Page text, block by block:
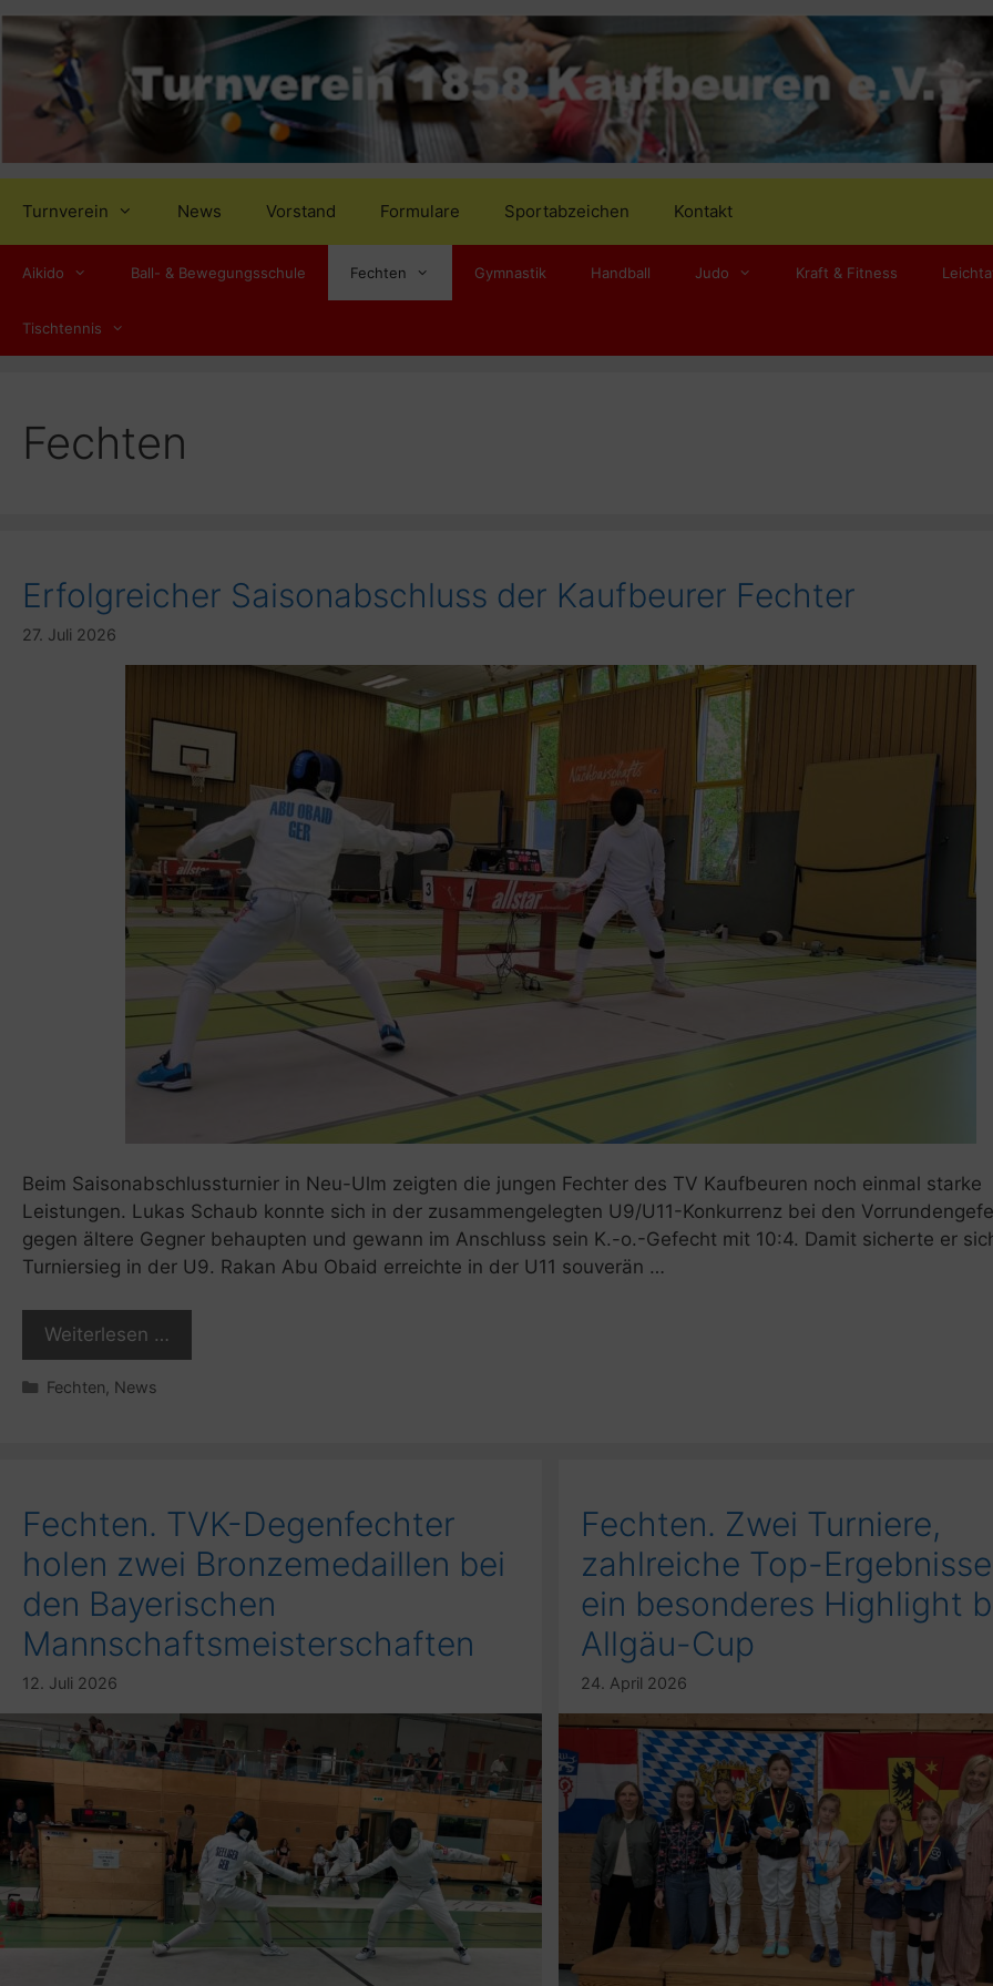
Zum
Inhalt
springen
Turnverein News Vorstand Formulare Sportabzeichen Kontakt
Aikido Ball- & Bewegungsschule Fechten Gymnastik Handball Judo Kraft & Fitness
Tischtennis
Fechten
Erfolgreicher Saisonabschluss der Kaufbeurer Fechter
27. Juli 2026
Beim Saisonabschlussturnier in Neu-Ulm zeigten die jungen Fechter des TV Kaufbeuren noch einmal starke
Leistungen. Lukas Schaub konnte sich in der zusammengelegten U9/U11-Konkurrenz bei den
gegen ältere Gegner behaupten und gewann im Anschluss sein K.-o.-Gefecht mit 10:4. Damit sicherte er
Turniersieg in der U9. Rakan Abu Obaid erreichte in der U11 souverän …
Weiterlesen …
Kategorien
Fechten News
Fechten. TVK-Degenfechter
holen zwei Bronzemedaillen bei
den Bayerischen
Mannschaftsmeisterschaften
12. Juli 2026
Fechten. Zwei Turniere,
zahlreiche Top-
ein besonderes Highlight
Allgäu-Cup
24. April 2026